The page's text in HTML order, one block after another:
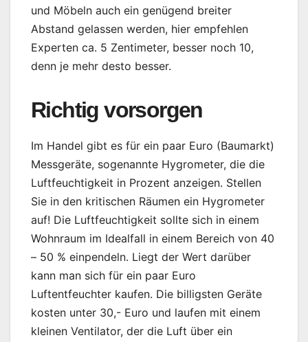
und Möbeln auch ein genügend breiter
Abstand gelassen werden, hier empfehlen
Experten ca. 5 Zentimeter, besser noch 10,
denn je mehr desto besser.
Richtig vorsorgen
Im Handel gibt es für ein paar Euro (Baumarkt)
Messgeräte, sogenannte Hygrometer, die die
Luftfeuchtigkeit in Prozent anzeigen. Stellen
Sie in den kritischen Räumen ein Hygrometer
auf! Die Luftfeuchtigkeit sollte sich in einem
Wohnraum im Idealfall in einem Bereich von 40
– 50 % einpendeln. Liegt der Wert darüber
kann man sich für ein paar Euro
Luftentfeuchter kaufen. Die billigsten Geräte
kosten unter 30,- Euro und laufen mit einem
kleinen Ventilator, der die Luft über ein